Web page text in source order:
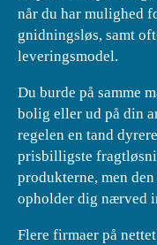
når du har mulighed
gnidningsløs, samt
leveringsmodel.
Du burde på samme
bolig eller ud på din
regelen en tand
prisbilligste
produkterne, men
opholder dig nærved
Flere firmaer på